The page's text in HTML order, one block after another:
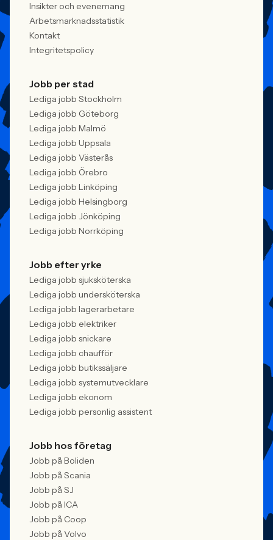
Insikter och evenemang
Arbetsmarknadsstatistik
Kontakt
Integritetspolicy
Jobb per stad
Lediga jobb Stockholm
Lediga jobb Göteborg
Lediga jobb Malmö
Lediga jobb Uppsala
Lediga jobb Västerås
Lediga jobb Örebro
Lediga jobb Linköping
Lediga jobb Helsingborg
Lediga jobb Jönköping
Lediga jobb Norrköping
Jobb efter yrke
Lediga jobb sjuksköterska
Lediga jobb undersköterska
Lediga jobb lagerarbetare
Lediga jobb elektriker
Lediga jobb snickare
Lediga jobb chaufför
Lediga jobb butikssäljare
Lediga jobb systemutvecklare
Lediga jobb ekonom
Lediga jobb personlig assistent
Jobb hos företag
Jobb på Boliden
Jobb på Scania
Jobb på SJ
Jobb på ICA
Jobb på Coop
Jobb på Volvo